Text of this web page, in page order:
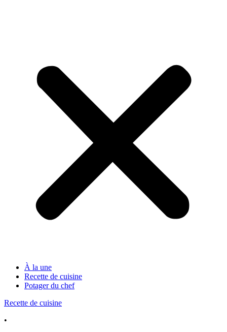
À la une
Recette de cuisine
Potager du chef
Recette de cuisine
•